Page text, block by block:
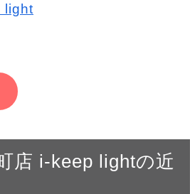
light
店 i-keep lightの近